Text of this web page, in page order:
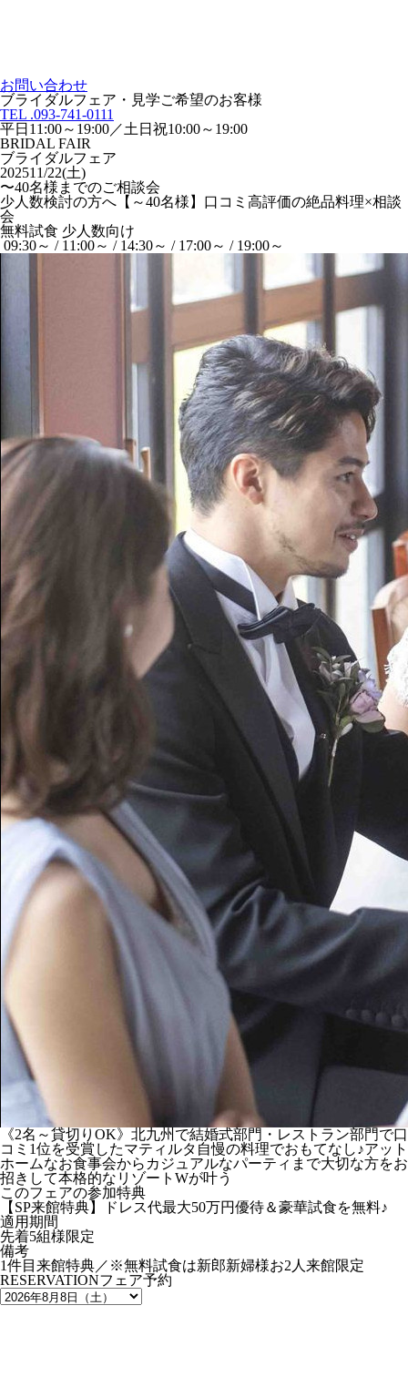
お問い合わせ
ブライダルフェア・見学ご希望のお客様
TEL .093-741-0111
平日11:00～19:00／土日祝10:00～19:00
BRIDAL FAIR
ブライダルフェア
202511/22(土)
〜40名様までのご相談会
少人数検討の方へ【～40名様】口コミ高評価の絶品料理×相談
会
無料試食 少人数向け
09:30～ / 11:00～ / 14:30～ / 17:00～ / 19:00～
《2名～貸切りOK》北九州で結婚式部門・レストラン部門で口
コミ1位を受賞したマティルタ自慢の料理でおもてなし♪アット
ホームなお食事会からカジュアルなパーティまで大切な方をお
招きして本格的なリゾートWが叶う
このフェアの参加特典
【SP来館特典】ドレス代最大50万円優待＆豪華試食を無料♪
適用期間
先着5組様限定
備考
1件目来館特典／※無料試食は新郎新婦様お2人来館限定
RESERVATIONフェア予約